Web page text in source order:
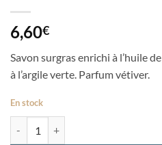
6,60€
Savon surgras enrichi à l’huile
à l’argile verte. Parfum vétiver.
En stock